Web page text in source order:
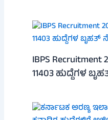
IBPS Recruitment
11403 ಹುದ್ದೆಗಳ